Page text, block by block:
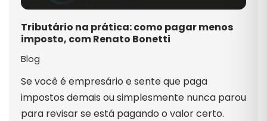
Tributário na prática: como pagar menos
imposto, com Renato Bonetti
Blog
Se você é empresário e sente que paga
impostos demais ou simplesmente nunca parou
para revisar se está pagando o valor certo.